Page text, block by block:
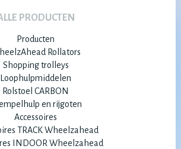
PRODUCTEN
Producten
Rollators
Shopping trolleys
Loophulpmiddelen
Rolstoel CARBON
en rijgoten
Accessoires
TRACK Wheelzahead
INDOOR Wheelzahead